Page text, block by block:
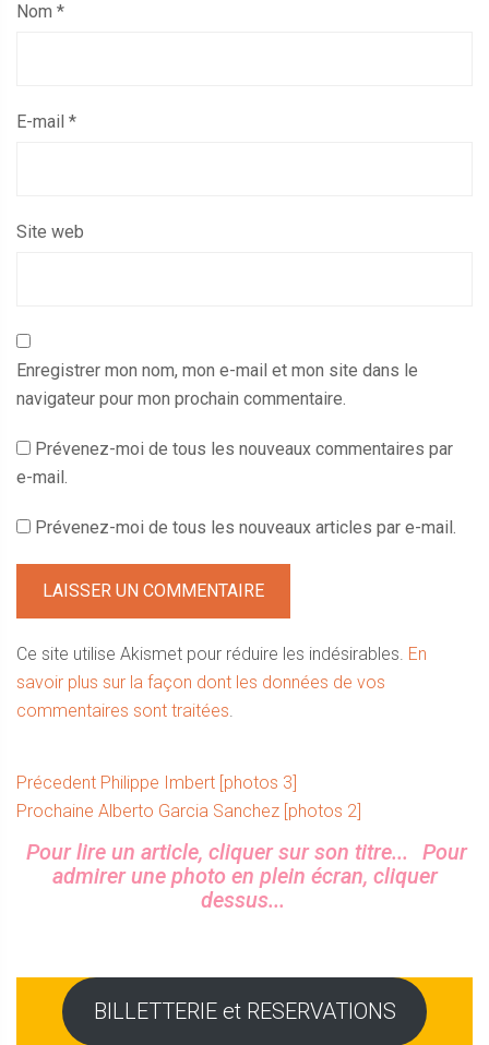
Nom *
E-mail *
Site web
Enregistrer mon nom, mon e-mail et mon site dans le
navigateur pour mon prochain commentaire.
Prévenez-moi de tous les nouveaux commentaires par
e-mail.
Prévenez-moi de tous les nouveaux articles par e-mail.
Ce site utilise Akismet pour réduire les indésirables. En
savoir plus sur la façon dont les données de vos
commentaires sont traitées.
Navigation
de
l’article
Précedent Article
précédent :
Philippe Imbert [photos 3]
Prochaine Article
Alberto Garcia Sanchez [photos 2]
Sidebar
Pour lire un article, cliquer sur son titre...
Pour
admirer une photo en plein écran, cliquer
dessus...
BILLETTERIE et RESERVATIONS